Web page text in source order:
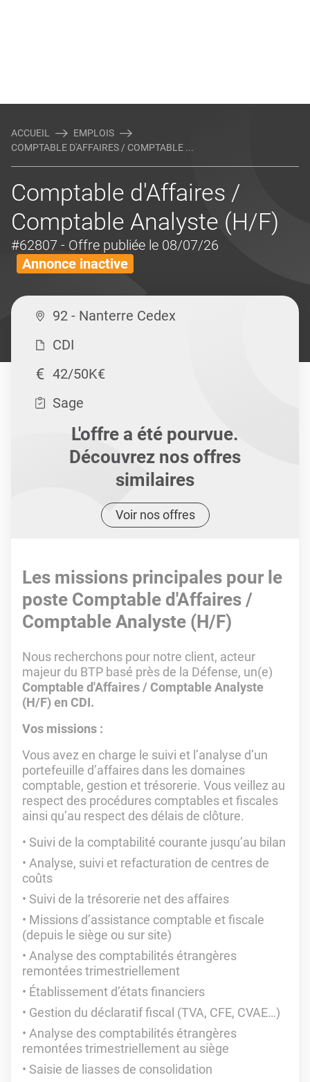
ACCUEIL
EMPLOIS
COMPTABLE D'AFFAIRES / COMPTABLE ...
Comptable d'Affaires /
Comptable Analyste (H/F)
#62807 - Offre publiée le 08/07/26
Annonce inactive
92 - Nanterre Cedex
CDI
42/50K€
Sage
L'offre a été pourvue.
Découvrez nos offres
similaires
Voir nos offres
Les missions principales pour le
poste Comptable d'Affaires /
Comptable Analyste (H/F)
Nous recherchons pour notre client, acteur
majeur du BTP basé près de la Défense, un(e)
Comptable d'Affaires / Comptable Analyste
(H/F) en CDI.
Vos missions :
Vous avez en charge le suivi et l’analyse d’un
portefeuille d’affaires dans les domaines
comptable, gestion et trésorerie. Vous veillez au
respect des procédures comptables et fiscales
ainsi qu’au respect des délais de clôture.
Suivi de la comptabilité courante jusqu’au bilan
Analyse, suivi et refacturation de centres de
coûts
Suivi de la trésorerie net des affaires
Missions d’assistance comptable et fiscale
(depuis le siège ou sur site)
Analyse des comptabilités étrangères
remontées trimestriellement
Établissement d’états financiers
Gestion du déclaratif fiscal (TVA, CFE, CVAE…)
Analyse des comptabilités étrangères
remontées trimestriellement au siège
Saisie de liasses de consolidation